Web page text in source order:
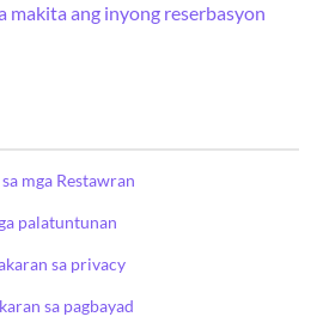
makita ang inyong reserbasyon
mga Restawran
palatuntunan
sa privacy
sa pagbayad